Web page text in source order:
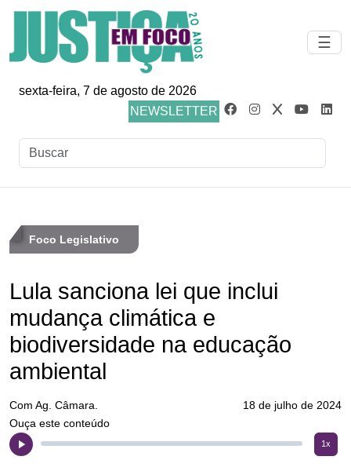
☰
sexta-feira, 7 de agosto de 2026
NEWSLETTER
Foco Legislativo
Lula sanciona lei que inclui
mudança climática e
biodiversidade na educação
ambiental
Com Ag. Câmara.
18 de julho de 2024
Ouça este conteúdo
1x